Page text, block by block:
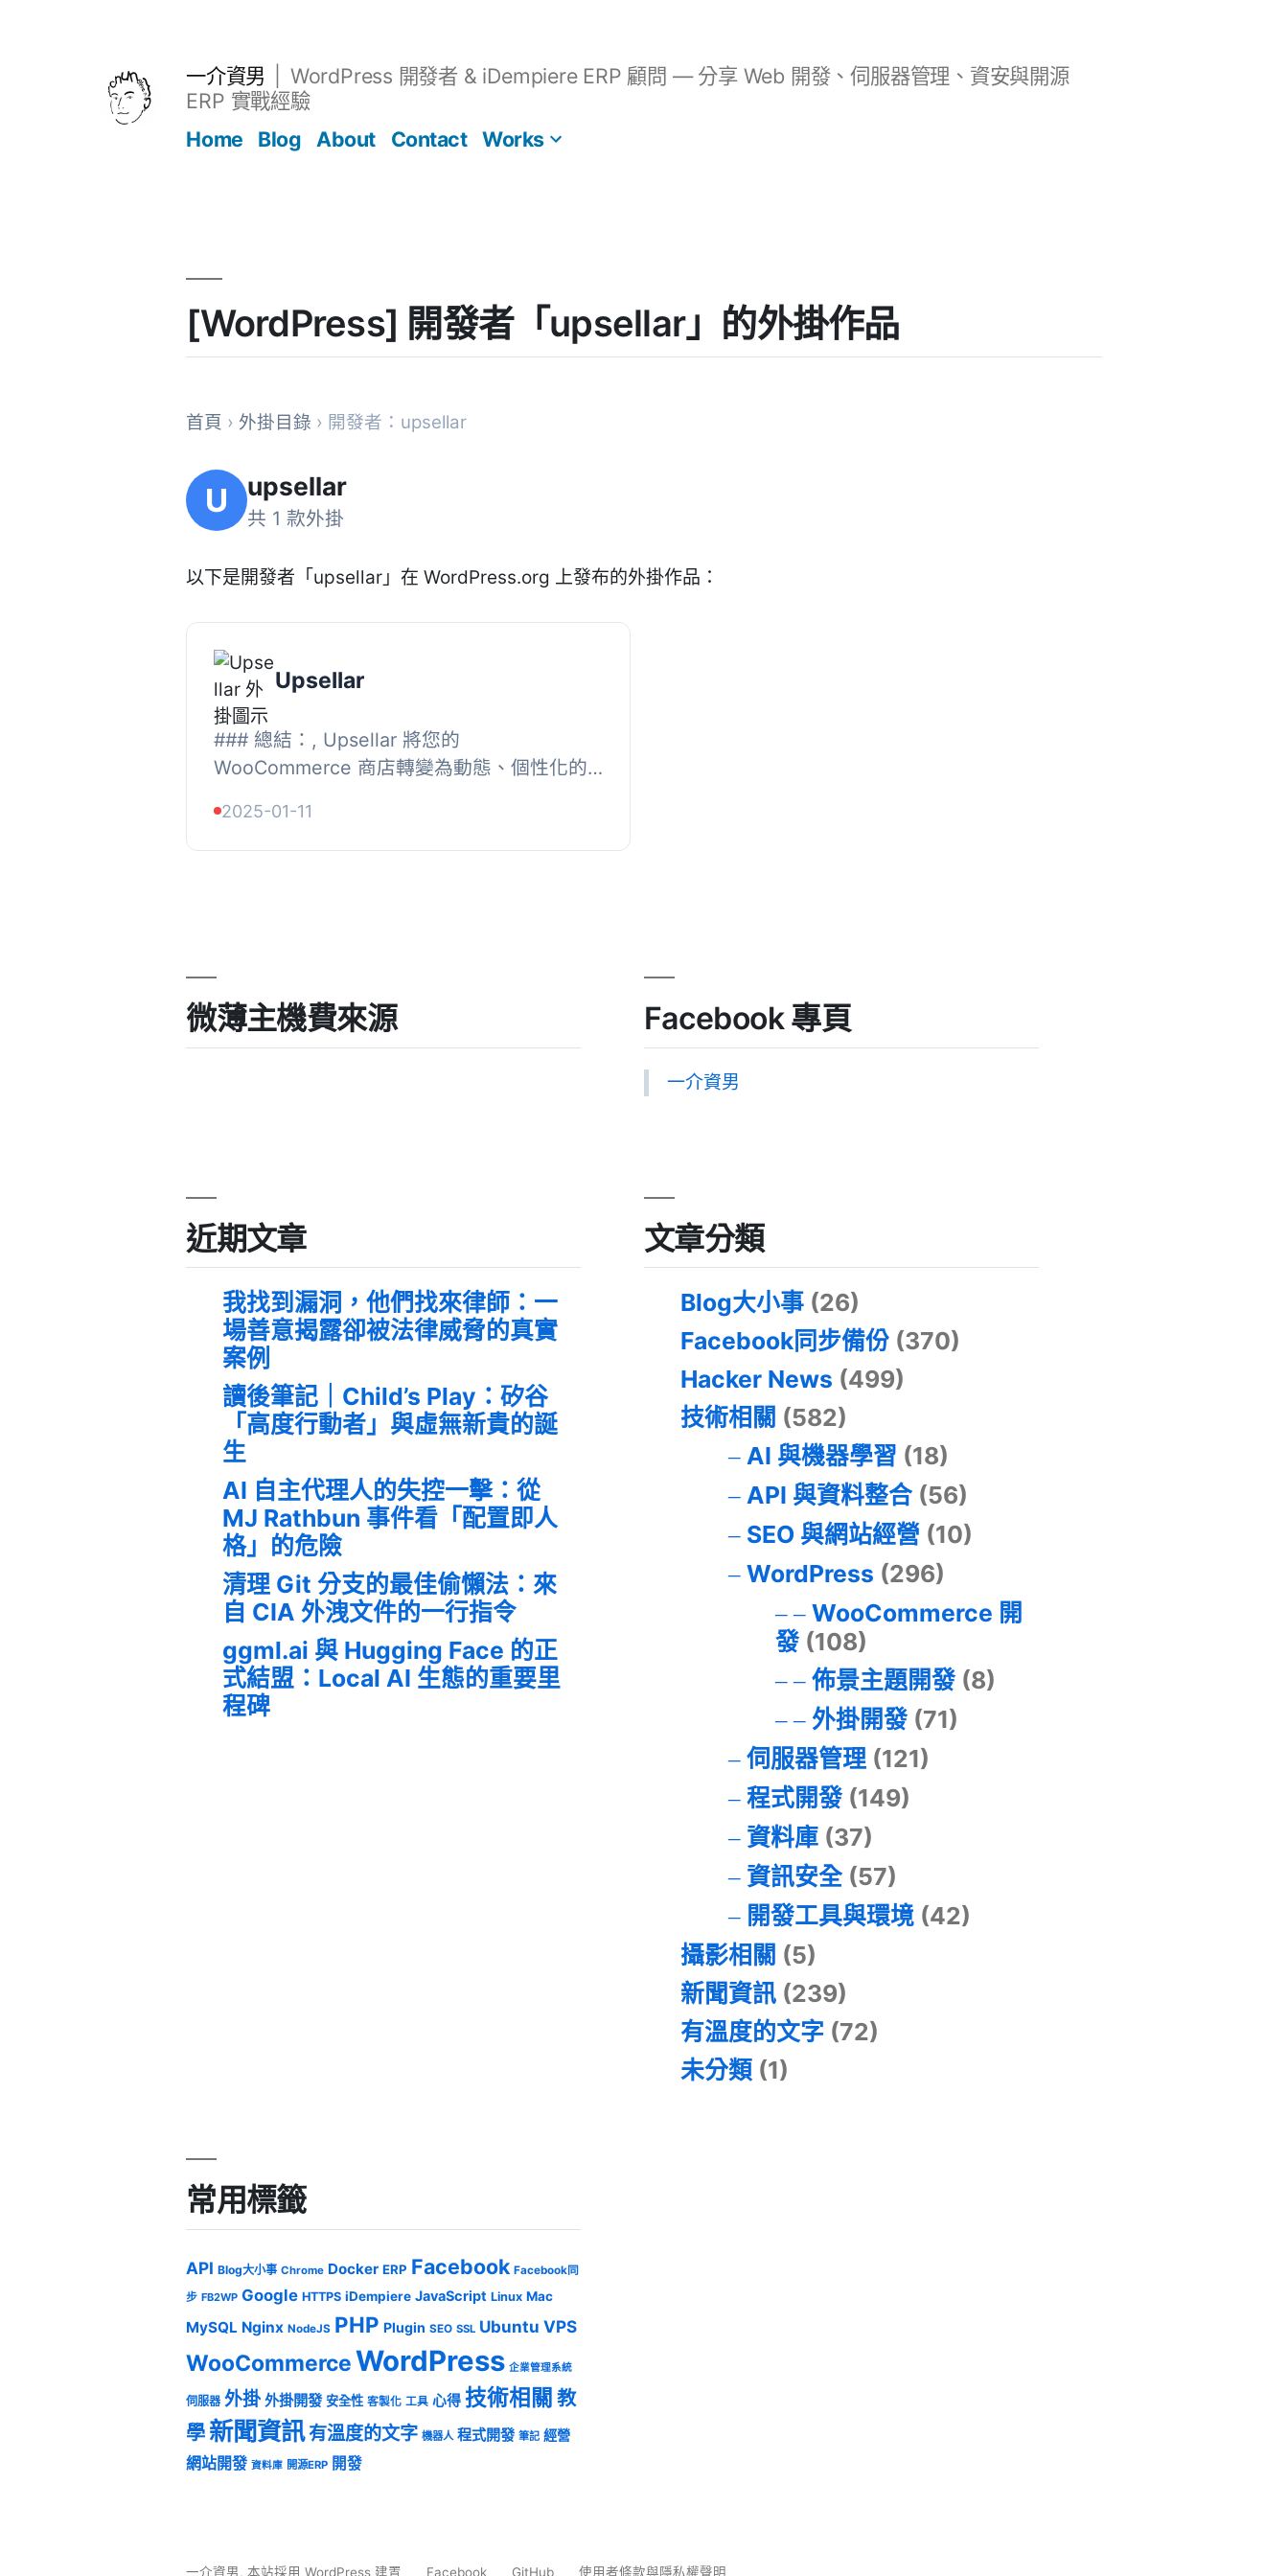
一介資男
WordPress 開發者 & iDempiere ERP 顧問 — 分享 Web 開發、伺服器管理、資安與開源
ERP 實戰經驗
Home
Blog About Contact Works
[WordPress] 開發者「upsellar」的外掛作品
首頁 › 外掛目錄 › 開發者：upsellar
U upsellar
共 1 款外掛
以下是開發者「upsellar」在 WordPress.org 上發布的外掛作品：
Upsellar
### 總結：, Upsellar 將您的
WooCommerce 商店轉變為動態、個性化的
您的銷售數據和客戶行為，提供即時、量身定
制...
2025-01-11
微薄主機費來源 Facebook 專頁
一介資男
近期文章
我找到漏洞，他們找來律師：一
場善意揭露卻被法律威脅的真實
案例
讀後筆記｜Child’s Play：矽谷
「高度行動者」與虛無新貴的誕
生
AI 自主代理人的失控一擊：從
MJ Rathbun 事件看「配置即人
格」的危險
清理 Git 分支的最佳偷懶法：來
自 CIA 外洩文件的一行指令
ggml.ai 與 Hugging Face 的正
式結盟：Local AI 生態的重要里
程碑
文章分類
Blog大小事 (26)
Facebook同步備份 (370)
Hacker News (499)
技術相關 (582)
AI 與機器學習 (18)
API 與資料整合(56)
SEO 與網站經營 (10)
WordPress (296)
WooCommerce 開
發(108)
佈景主題開發(8)
外掛開發(71)
伺服器管理(121)
程式開發(149)
資料庫(37)
資訊安全(57)
開發工具與環境(42)
攝影相關 (5)
新聞資訊 (239)
有溫度的文字 (72)
未分類 (1)
常用標籤
API Blog大小事 Chrome Docker ERP Facebook Facebook同
步 FB2WP Google HTTPS iDempiere JavaScript Linux Mac
MySQL Nginx NodeJS PHP Plugin SEO SSL Ubuntu VPS
WooCommerceWordPress 企業管理系統
伺服器 外掛 外掛開發 安全性 客製化 工具 心得 技術相關 教
學 新聞資訊有溫度的文字 機器人 程式開發 筆記 經營
網站開發 資料庫 開源ERP 開發
一介資男,本站採用 WordPress 建置 Facebook GitHub 使用者條款與隱私權聲明